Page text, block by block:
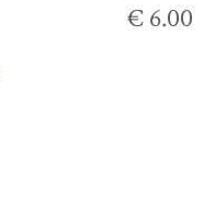
€ 6.00